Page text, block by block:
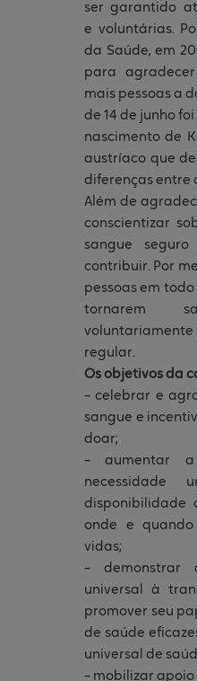
ser garantido
e voluntárias.
da Saúde, em
para
mais pessoas a
de 14 de junho
nascimento de
austríaco que
diferenças entre
Além de
conscientizar
sangue
contribuir. Por
pessoas em
tornarem
regular.
Os objetivos da
– celebrar e
sangue e
doar;
– aumentar a
necessidade
disponibilidade
onde e
vidas;
– demonstrar
universal à
promover seu
de saúde
universal de
– mobilizar apoio